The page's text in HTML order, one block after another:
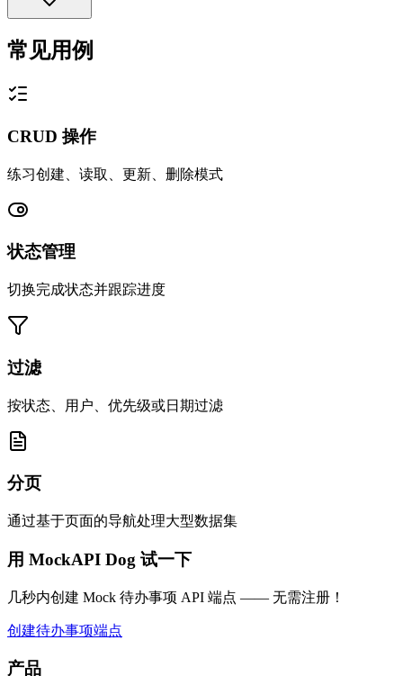
常见用例
CRUD 操作
练习创建、读取、更新、删除模式
状态管理
切换完成状态并跟踪进度
过滤
按状态、用户、优先级或日期过滤
分页
通过基于页面的导航处理大型数据集
用 MockAPI Dog 试一下
几秒内创建 Mock 待办事项 API 端点 —— 无需注册！
创建待办事项端点
产品